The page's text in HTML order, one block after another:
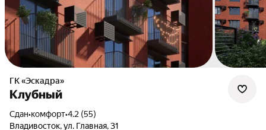
ГК «Эскадра»
Клубный
Сдан•комфорт•4.2 (55)
Владивосток, ул. Главная, 31